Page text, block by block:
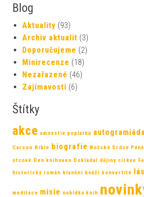
Blog
Aktuality (93)
Archiv aktualit (3)
Doporučujeme (2)
Minirecenze (18)
Nezařazené (46)
Zajímavosti (6)
Štítky
akce amnestie poplatků autogramiáda
Carson Bible biografie Božské Srdce Páně
otcové Den knihoven Dokládal dějiny církve
historický román klanění kněží konvertité
meditace misie nabídka knih